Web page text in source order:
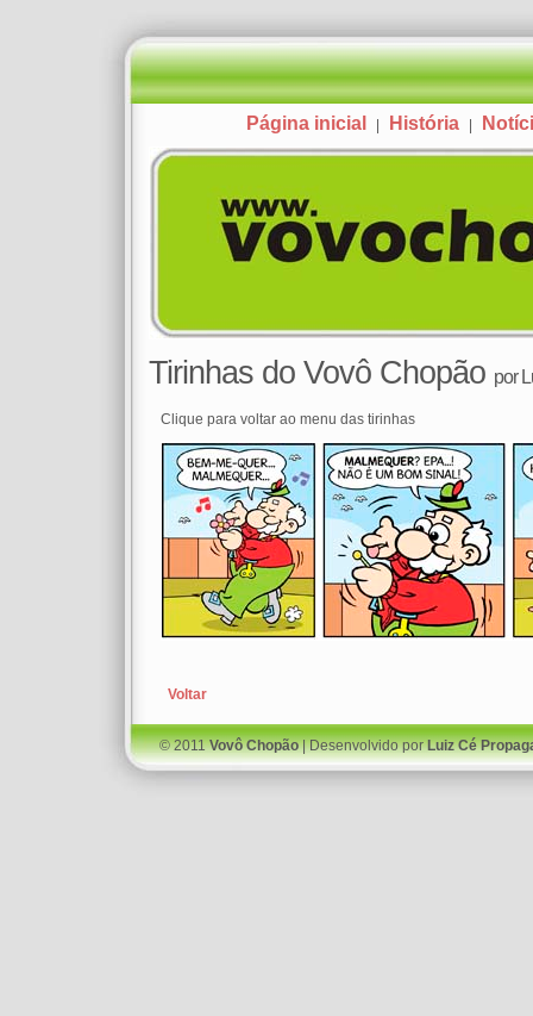
Página inicial História
Tirinhas do Vovô Chopão por
Clique para voltar ao menu das tirinhas
Voltar
© 2011Vovô Chopão| Desenvolvido porLuiz Cé